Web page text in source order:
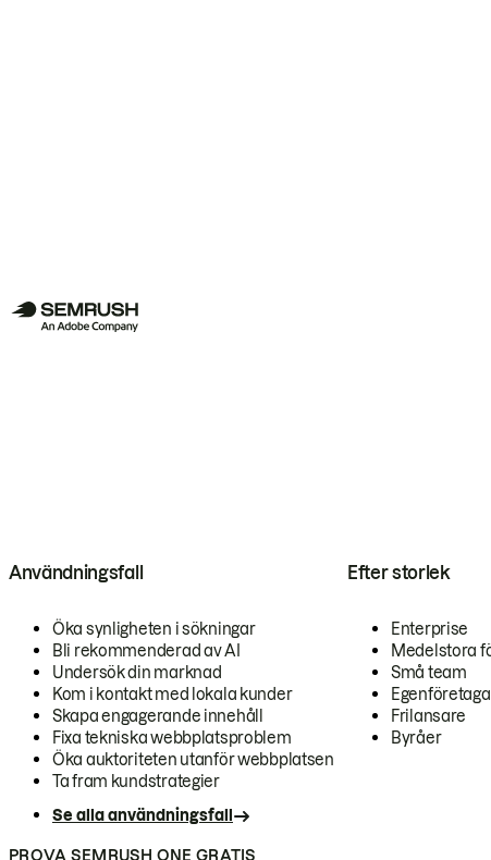
Användningsfall
Öka synligheten i sökningar
Bli rekommenderad av AI
Undersök din marknad
Kom i kontakt med lokala kunder
Skapa engagerande innehåll
Fixa tekniska webbplatsproblem
Öka auktoriteten utanför webbplatsen
Ta fram kundstrategier
Se alla användningsfall
Efter storlek
Enterprise
Medelstora
Små team
Frilansare
Byråer
PROVA SEMRUSH ONE GRATIS